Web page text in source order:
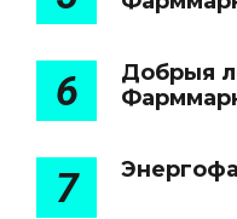
6
Добрыя
7